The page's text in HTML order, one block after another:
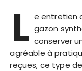
L e entretien
gazon
conserver
agréable à
reçues, ce type